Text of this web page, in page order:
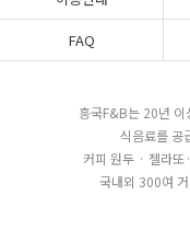
FAQ
흥국F&B는 20년 이
식음료를 공
커피 원두 · 젤라또
국내외 300여